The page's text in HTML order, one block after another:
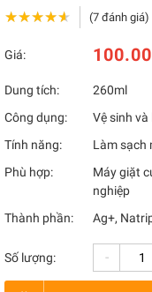
★★★★★
★★★★★ (7 đánh giá)
Giá:
Dung tích:
260ml
Công dụng:
Vệ sinh
Tính năng:
Làm sạch
Phù hợp:
Máy giặt
nghiệp
Thành phần:
Ag+,
Số lượng: -